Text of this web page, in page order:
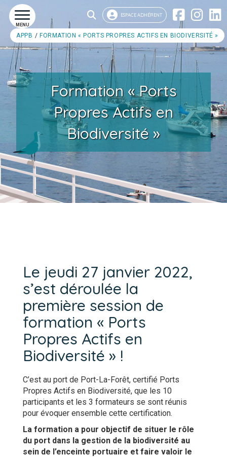
MENU
ESPACE ADHÉRENT
APPB FORMATION « PORTS PROPRES ACTIFS EN BIODIVERSITÉ »
Formation « Ports
Propres Actifs en
Biodiversité »
Le jeudi 27 janvier 2022,
s’est déroulée la
première session de
formation « Ports
Propres Actifs en
Biodiversité » !
C’est au port de Port-La-Forêt, certifié Ports
Propres Actifs en Biodiversité, que les 10
participants et les 3 formateurs se sont réunis
pour évoquer ensemble cette certification.
La formation a pour objectif de situer le rôle
du port dans la gestion de la biodiversité au
sein de l’enceinte portuaire et faire valoir le